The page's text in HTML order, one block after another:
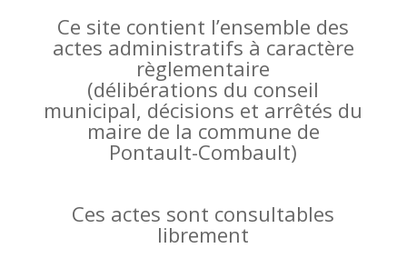
Ce site contient l’ensemble des
actes administratifs à caractère
règlementaire
(délibérations du conseil
municipal, décisions et arrêtés du
maire de la commune de
Pontault-Combault)
Ces actes sont consultables
librement